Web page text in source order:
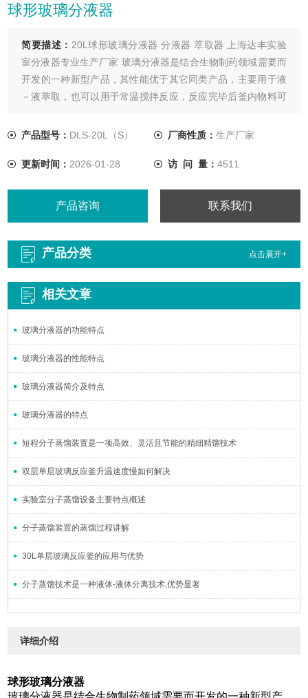
球形玻璃分液器
简要描述： 20L球形玻璃分液器 分液器 萃取器 上海达丰实验
室分液器专业生产厂家 玻璃分液器是结合生物制药领域需要而
开发的一种新型产品，其性能优于其它同类产品，主要用于液
－液萃取，也可以用于常温搅拌反应，反应完毕后釜内物料可
闭状态，一机多用，是现代化学、精细化工、生物制药、新材
产品型号： DLS-20L（S） 厂商性质： 生产厂家
更新时间： 2026-01-28 访 问 量： 4511
产品咨询 联系我们
产品分类 点击展开+
相关文章
玻璃分液器的功能特点
玻璃分液器的性能特点
玻璃分液器简介及特点
玻璃分液器的特点
短程分子蒸馏装置是一项高效、灵活且节能的精细精馏技术
双层单层玻璃反应釜升温速度慢如何解决
实验室分子蒸馏设备主要特点概述
分子蒸馏装置的蒸馏过程讲解
30L单层玻璃反应釜的应用与优势
分子蒸馏技术是一种液体-液体分离技术,优势显著
详细介绍
球形玻璃分液器